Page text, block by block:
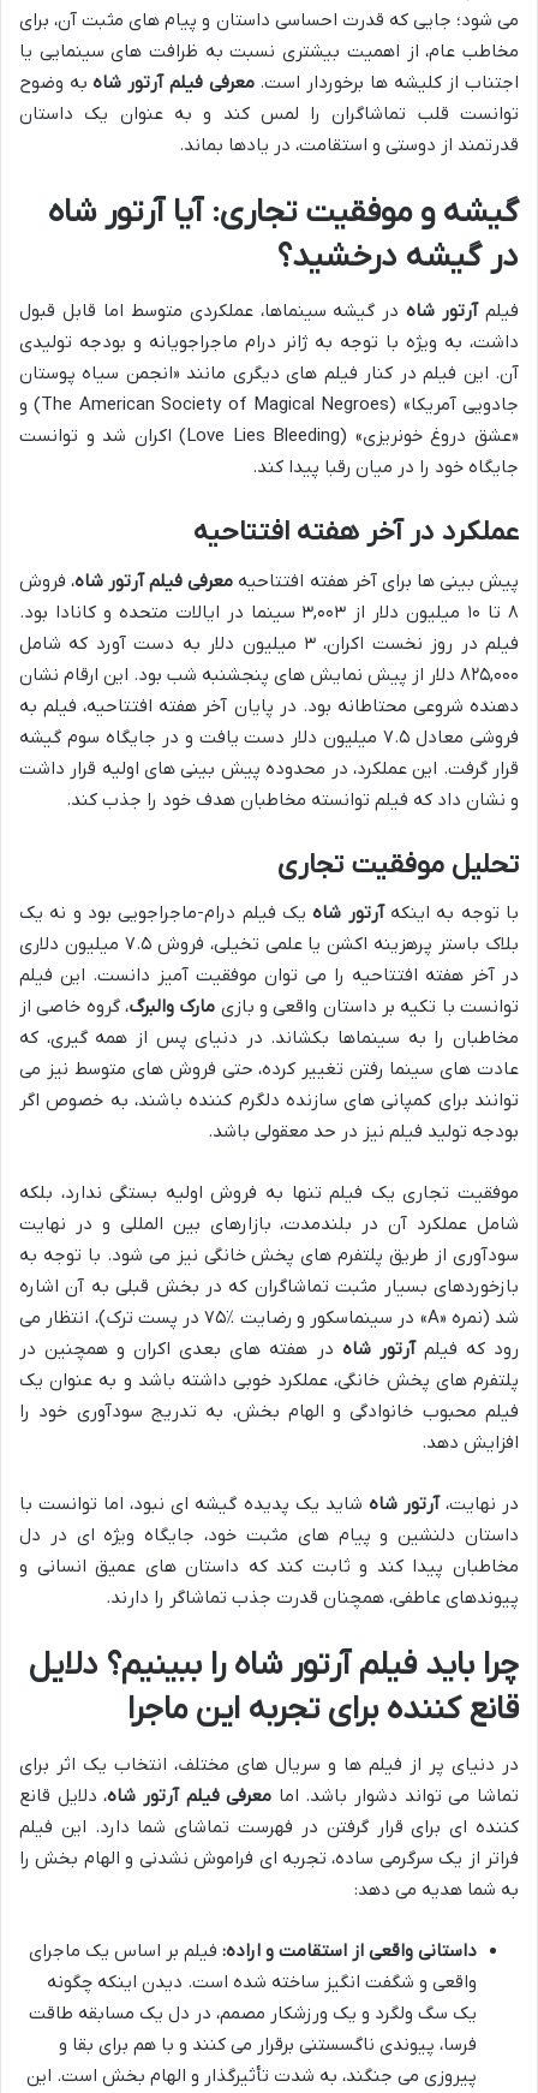
می شود؛ جایی که قدرت احساسی داستان و پیام های مثبت آن، برای
مخاطب عام، از اهمیت بیشتری نسبت به ظرافت های سینمایی یا
اجتناب از کلیشه ها برخوردار است.معرفی فیلم آرتور شاهبه وضوح
توانست قلب تماشاگران را لمس کند و به عنوان یک داستان
قدرتمند از دوستی و استقامت، در یادها بماند.
گیشه و موفقیت تجاری: آیا آرتور شاه
در گیشه درخشید؟
فیلمآرتور شاهدر گیشه سینماها، عملکردی متوسط اما قابل قبول
داشت، به ویژه با توجه به ژانر درام ماجراجویانه و بودجه تولیدی
آن. این فیلم در کنار فیلم های دیگری مانند «انجمن سیاه پوستان
جادویی آمریکا» (The American Society of Magical Negroes) و
«عشق دروغ خونریزی» (Love Lies Bleeding) اکران شد و توانست
جایگاه خود را در میان رقبا پیدا کند.
عملکرد در آخر هفته افتتاحیه
پیش بینی ها برای آخر هفته افتتاحیه معرفی فیلم آرتور شاه، فروش
۸ تا ۱۰ میلیون دلار از ۳,۰۰۳ سینما در ایالات متحده و کانادا بود.
فیلم در روز نخست اکران، ۳ میلیون دلار به دست آورد که شامل
۸۲۵,۰۰۰ دلار از پیش نمایش های پنجشنبه شب بود. این ارقام نشان
دهنده شروعی محتاطانه بود. در پایان آخر هفته افتتاحیه، فیلم به
فروشی معادل ۷.۵ میلیون دلار دست یافت و در جایگاه سوم گیشه
قرار گرفت. این عملکرد، در محدوده پیش بینی های اولیه قرار داشت
و نشان داد که فیلم توانسته مخاطبان هدف خود را جذب کند.
تحلیل موفقیت تجاری
با توجه به اینکهآرتور شاهیک فیلم درام-ماجراجویی بود و نه یک
بلاک باستر پرهزینه اکشن یا علمی تخیلی، فروش ۷.۵ میلیون دلاری
در آخر هفته افتتاحیه را می توان موفقیت آمیز دانست. این فیلم
توانست با تکیه بر داستان واقعی و بازی مارک والبرگ، گروه خاصی از
مخاطبان را به سینماها بکشاند. در دنیای پس از همه گیری، که
عادت های سینما رفتن تغییر کرده، حتی فروش های متوسط نیز می
توانند برای کمپانی های سازنده دلگرم کننده باشند، به خصوص اگر
بودجه تولید فیلم نیز در حد معقولی باشد.
موفقیت تجاری یک فیلم تنها به فروش اولیه بستگی ندارد، بلکه
شامل عملکرد آن در بلندمدت، بازارهای بین المللی و در نهایت
سودآوری از طریق پلتفرم های پخش خانگی نیز می شود. با توجه به
بازخوردهای بسیار مثبت تماشاگران که در بخش قبلی به آن اشاره
شد (نمره «A» در سینماسکور و رضایت ٪۷۵ در پست ترک)، انتظار می
رود که فیلمآرتور شاه در هفته های بعدی اکران و همچنین در
پلتفرم های پخش خانگی، عملکرد خوبی داشته باشد و به عنوان یک
فیلم محبوب خانوادگی و الهام بخش، به تدریج سودآوری خود را
افزایش دهد.
در نهایت،آرتور شاه شاید یک پدیده گیشه ای نبود، اما توانست با
داستان دلنشین و پیام های مثبت خود، جایگاه ویژه ای در دل
مخاطبان پیدا کند و ثابت کند که داستان های عمیق انسانی و
پیوندهای عاطفی، همچنان قدرت جذب تماشاگر را دارند.
چرا باید فیلم آرتور شاه را ببینیم؟ دلایل
قانع کننده برای تجربه این ماجرا
در دنیای پر از فیلم ها و سریال های مختلف، انتخاب یک اثر برای
تماشا می تواند دشوار باشد. اما معرفی فیلم آرتور شاه، دلایل قانع
کننده ای برای قرار گرفتن در فهرست تماشای شما دارد. این فیلم
فراتر از یک سرگرمی ساده، تجربه ای فراموش نشدنی و الهام بخش را
به شما هدیه می دهد:
داستانی واقعی از استقامت و اراده: فیلم بر اساس یک ماجرای
واقعی و شگفت انگیز ساخته شده است. دیدن اینکه چگونه
یک سگ ولگرد و یک ورزشکار مصمم، در دل یک مسابقه طاقت
فرسا، پیوندی ناگسستنی برقرار می کنند و با هم برای بقا و
پیروزی می جنگند، به شدت تأثیرگذار و الهام بخش است. این